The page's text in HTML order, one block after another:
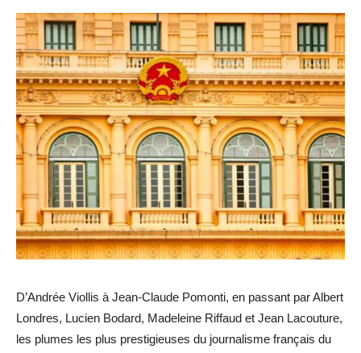
D’Andrée Viollis à Jean-Claude Pomonti, en passant par Albert
Londres, Lucien Bodard, Madeleine Riffaud et Jean Lacouture,
les plumes les plus prestigieuses du journalisme français du